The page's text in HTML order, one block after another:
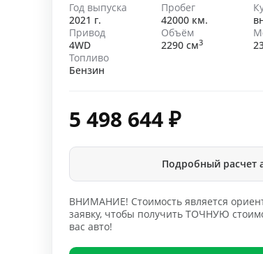
Год выпуска
2021 г.
Пробег
42000 км.
Привод
4WD
Объём
2290 см3
Топливо
Бензин
5 498 644₽
Подробный расчет
ВНИМАНИЕ! Стоимость является
заявку, чтобы получить ТОЧНУЮ
вас авто!